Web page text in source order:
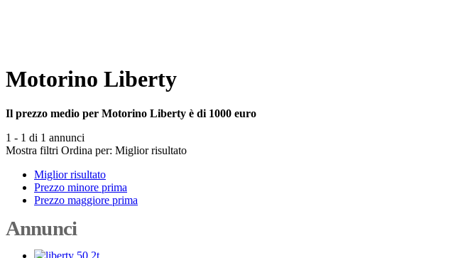
Motorino Liberty
Il prezzo medio per Motorino Liberty è di 1000 euro
1 - 1 di 1 annunci
Mostra filtri Ordina per: Miglior risultato
Miglior risultato
Prezzo minore prima
Prezzo maggiore prima
Annunci